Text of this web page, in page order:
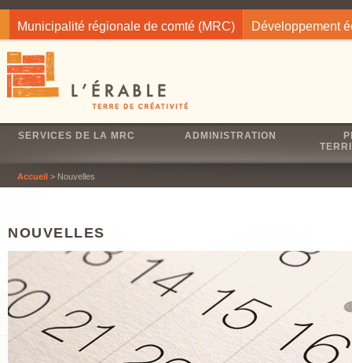
Municipalité régionale de comté (MRC) Développement
SERVICES DE LA MRC ADMINISTRATION
Accueil > Nouvelles
NOUVELLES